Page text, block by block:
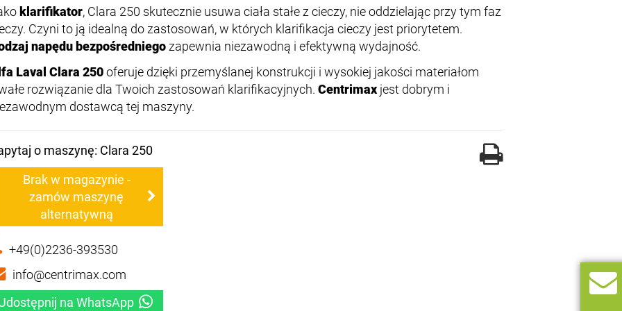
klarifikator, Clara 250 skutecznie usuwa ciała stałe z cieczy, nie oddzielając przy tym faz
Czyni to ją idealną do zastosowań, w których klarifikacja cieczy jest priorytetem.
napędu bezpośredniego zapewnia niezawodną i efektywną wydajność.
Laval Clara 250oferuje dzięki przemyślanej konstrukcji i wysokiej jakości materiałom
rozwiązanie dla Twoich zastosowań klarifikacyjnych. Centrimax jest dobrym i
dostawcą tej maszyny.
o maszynę: Clara 250
Brak w magazynie -
zamów maszynę
alternatywną
+49(0)2236-393530
info@centrimax.com
na WhatsApp